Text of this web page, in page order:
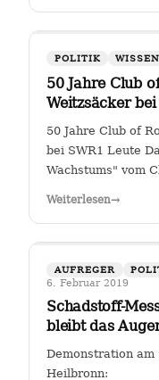
POLITIK
50 Jahre Club
Weitzsäcker
50 Jahre Club of
bei SWR1 Leute
Wachstums" vom
Weiterlesen→
AUFREGER
6. Februar 2019
Schadstoff-
bleibt das
Demonstration am
Heilbronn: